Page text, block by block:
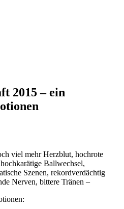
2015 – ein
viel mehr Herzblut, hochrote
Ballwechsel,
Szenen, rekordverdächtig
Nerven, bittere Tränen –